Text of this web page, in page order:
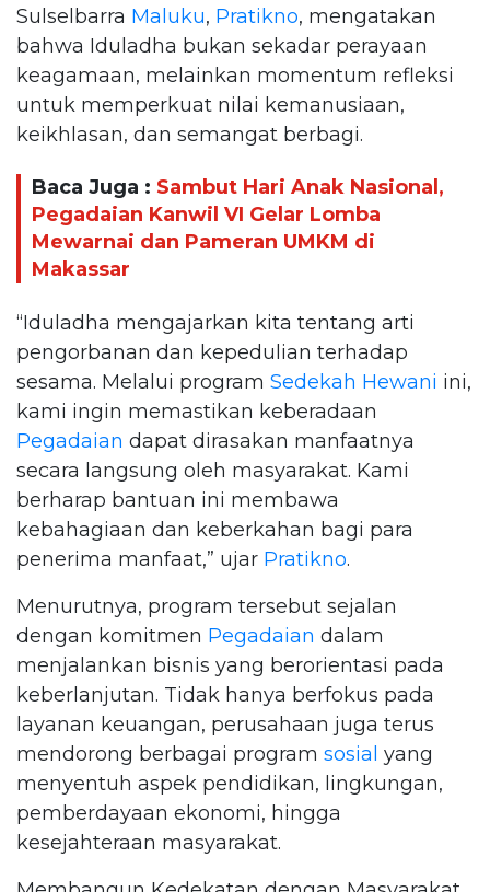
Sulselbarra Maluku, Pratikno, mengatakan
bahwa Iduladha bukan sekadar perayaan
keagamaan, melainkan momentum refleksi
untuk memperkuat nilai kemanusiaan,
keikhlasan, dan semangat berbagi.
Baca Juga : Sambut Hari Anak Nasional,
Pegadaian Kanwil VI Gelar Lomba
Mewarnai dan Pameran UMKM di
Makassar
“Iduladha mengajarkan kita tentang arti
pengorbanan dan kepedulian terhadap
sesama. Melalui program Sedekah Hewani ini,
kami ingin memastikan keberadaan
Pegadaian dapat dirasakan manfaatnya
secara langsung oleh masyarakat. Kami
berharap bantuan ini membawa
kebahagiaan dan keberkahan bagi para
penerima manfaat,” ujar Pratikno.
Menurutnya, program tersebut sejalan
dengan komitmen Pegadaian dalam
menjalankan bisnis yang berorientasi pada
keberlanjutan. Tidak hanya berfokus pada
layanan keuangan, perusahaan juga terus
mendorong berbagai program sosial yang
menyentuh aspek pendidikan, lingkungan,
pemberdayaan ekonomi, hingga
kesejahteraan masyarakat.